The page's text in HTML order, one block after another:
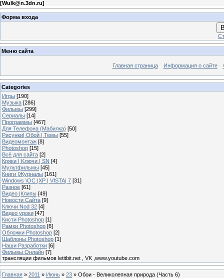
[Wulk@n.3dn.ru]
Форма входа
Меню сайта
Главная страница Информация о сайте
Categories
Игры [190]
Музыка [286]
Фильмы [299]
Сериалы [14]
Программы [467]
Для Телефона (Мабилка) [50]
Рисунки| Обой | Темы [55]
Видеомонтаж [8]
Photoshop [15]
Всё для сайта [2]
Кряки | Kлючи | SN [4]
Мультфильмы [45]
Книги |Журналы [161]
Windows \OC |XP | VISTA| 7 [31]
Разное [61]
Видео |Клипы [49]
Новости Сайта [9]
Ключи Nod 32 [4]
Видео уроки [47]
Кисти Photoshop [1]
Рамки Photoshop [6]
Обложки Photoshop [2]
Шаблоны Photoshop [1]
Наши Разработки [6]
Фильмы Онлайн [7]
трансляции фильмов letitbit.net , VK ,www.youtube.com
Главная » 2011 » Июнь » 23 » Обои - Великолепная природа (Часть 6)